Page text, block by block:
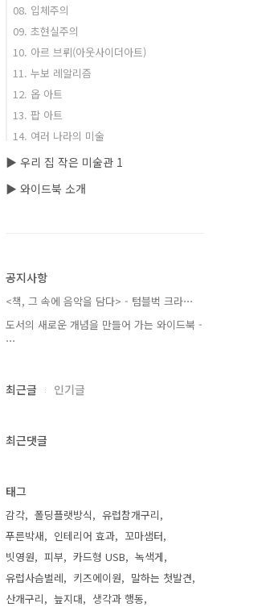
08. 입체주의
09. 초현실주의
10. 아르 브뤼(아웃사이더아트)
11. 누보 레알리즘
12. 옵 아트
13. 팝 아트
14. 여러 나라의 미술
▶ 우리 집 작은 미술관 1
▶ 와이드북 소개
공지사항
<책, 그 속에 음악을 담다> - 텀블벅 크라⋯
도서의 새로운 개념을 만들어 가는 와이드북 -
⋯
최근글 인기글
최근댓글
태그
감각 폴딩플랫방식
유럽참개구리
푸른박새
인테리어 효과
꼬마샘터
빗영원
피부 카드형 USB
녹색게
유럽사슴벌레
키즈에이원
말하는 첫발견
산개구리
늪지대
생각과 행동